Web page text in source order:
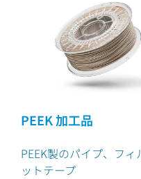
PEEK 加工品
PEEK製のパイプ、フ
ットテープ